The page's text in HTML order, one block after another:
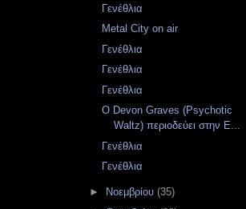
Γενέθλια
Metal City on air
Γενέθλια
Γενέθλια
Γενέθλια
Ο Devon Graves (Psychotic
Waltz) περιοδεύει στην Ε...
Γενέθλια
Γενέθλια
► Νοεμβρίου (35)